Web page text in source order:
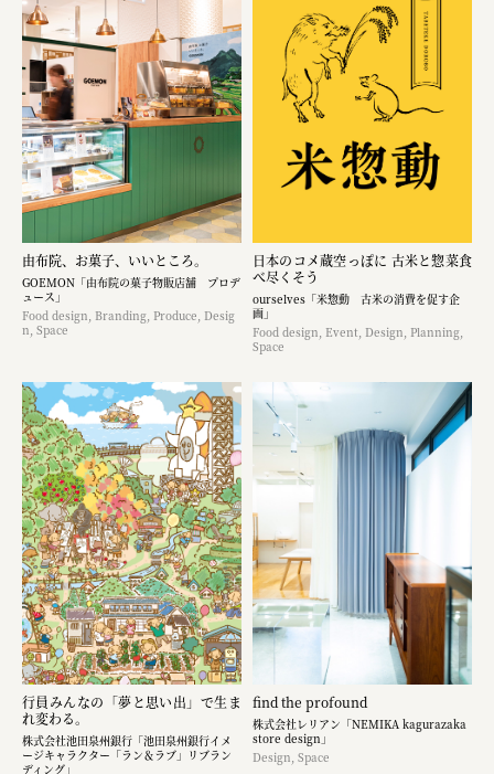
由布院、お菓子、いいところ。
GOEMON「由布院の菓子物販店舗 プロデ
ュース」
Food design, Branding, Produce, Desig
n, Space
日本のコメ蔵空っぽに 古米と惣菜食
べ尽くそう
ourselves「米惣動 古米の消費を促す企
画」
Food design, Event, Design, Planning,
Space
行員みんなの「夢と思い出」で生ま
れ変わる。
株式会社池田泉州銀行「池田泉州銀行イメ
ージキャラクター「ラン＆ラブ」リブラン
ディング」
find the profound
株式会社レリアン「NEMIKA kagurazaka
store design」
Design, Space